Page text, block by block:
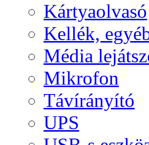
Kártyaolvasó
Kellék,
Média
Mikrofon
Távírányító
UPS